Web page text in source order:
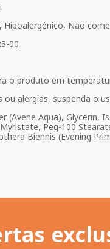
Não
00
o produto em
alergias, suspenda o
(Avene Aqua),
Peg-100
Biennis (Evening